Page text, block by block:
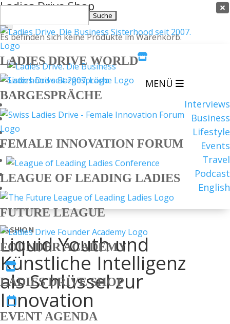
Ladies Drive Shop
×
Es befinden sich keine Produkte im Warenkorb.

MENÜ
Interviews
Business
Lifestyle
Events
Travel
Podcast
English

nach:
LADIES DRIVE WORLD
BARGESPRÄCHE
FEMALE INNOVATION FORUM
LEAGUE OF LEADING LADIES
FUTURE LEAGUE
FOUNDER ACADEMY

LADIES DRIVE SHOP

EVENT AGENDA
FASHION
Liquid Youth und
Künstliche Intelligenz
als Schlüssel zur
Innovation